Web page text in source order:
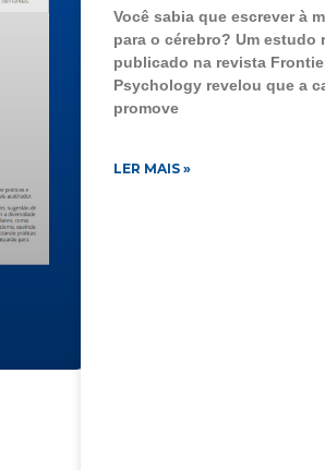
Você sabia que escrever à
para o cérebro? Um estudo
publicado na revista
Psychology revelou que a
promove
LER MAIS »